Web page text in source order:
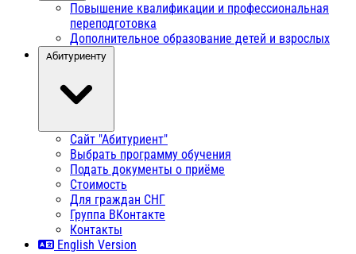
Повышение квалификации и профессиональная
переподготовка
Дополнительное образование детей и взрослых
Абитуриенту
Сайт "Абитуриент"
Выбрать программу обучения
Подать документы о приёме
Стоимость
Для граждан СНГ
Группа ВКонтакте
Контакты
English Version